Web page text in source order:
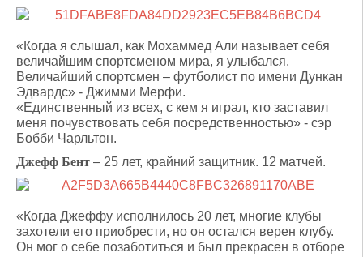
«Когда я слышал, как Мохаммед Али называет себя
величайшим спортсменом мира, я улыбался.
Величайший спортсмен – футболист по имени Дункан
Эдвардс» - Джимми Мерфи.
«Единственный из всех, с кем я играл, кто заставил
меня почувствовать себя посредственностью» - сэр
Бобби Чарльтон.
Джефф Бент – 25 лет, крайний защитник. 12 матчей.
«Когда Джеффу исполнилось 20 лет, многие клубы
захотели его приобрести, но он остался верен клубу.
Он мог о себе позаботиться и был прекрасен в отборе